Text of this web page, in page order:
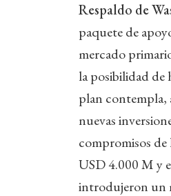
Respaldo de
paquete de
mercado
la posibilidad de
plan contempla,
nuevas
compromisos
USD 4.000 M y
introdujeron un